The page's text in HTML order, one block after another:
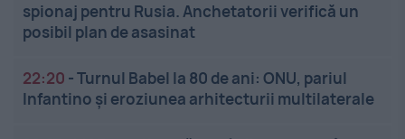
spionaj pentru Rusia. Anchetatorii verifică un
posibil plan de asasinat
22:20 -Turnul Babel la 80 de ani: ONU, pariul
Infantino și eroziunea arhitecturii multilaterale